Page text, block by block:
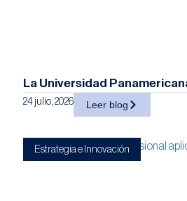
La Universidad
24 julio, 2026 Leer blog
Estrategia e Innovación